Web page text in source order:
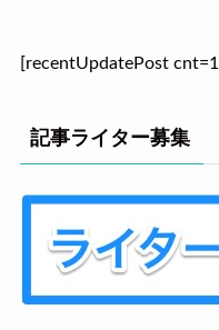
[recentUpdatePost
記事ライター募集